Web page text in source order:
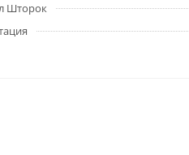
Шторок